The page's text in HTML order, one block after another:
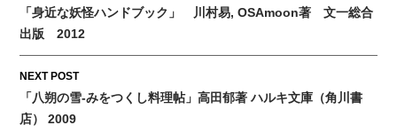
navigation
「身近な妖怪ハンドブック」 川村易, OSAmoon著 文一総合
出版 2012
NEXT POST
「八朔の雪-みをつくし料理帖」高田郁著 ハルキ文庫（角川書
店） 2009